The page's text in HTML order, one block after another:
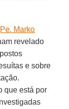
Pe. Marko
revelado
e sobre
que está por